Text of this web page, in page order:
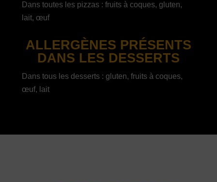
Dans toutes les pizzas : fruits à coques, gluten,
lait, œuf
ALLERGÈNES PRÉSENTS
DANS LES DESSERTS
Dans tous les desserts : gluten, fruits à coques,
œuf, lait